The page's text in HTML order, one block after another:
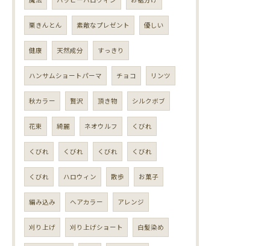
栗きんとん 素敵なプレゼント 優しい
健康 天然成分 すっきり
ハンサムショートパーマ チョコ リンツ
秋カラー 贅沢 頂き物 シルクボブ
花束 綺麗 ネオウルフ くびれ
くびれ くびれ くびれ くびれ
くびれ ハロウィン 散歩 お菓子
編み込み ヘアカラー アレンジ
刈り上げ 刈り上げショート 白髪染め